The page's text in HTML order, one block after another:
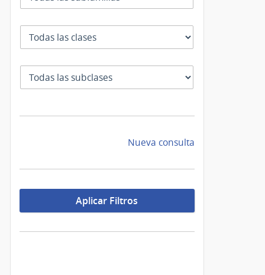
Clase
SubClase
Nueva consulta
Aplicar Filtros